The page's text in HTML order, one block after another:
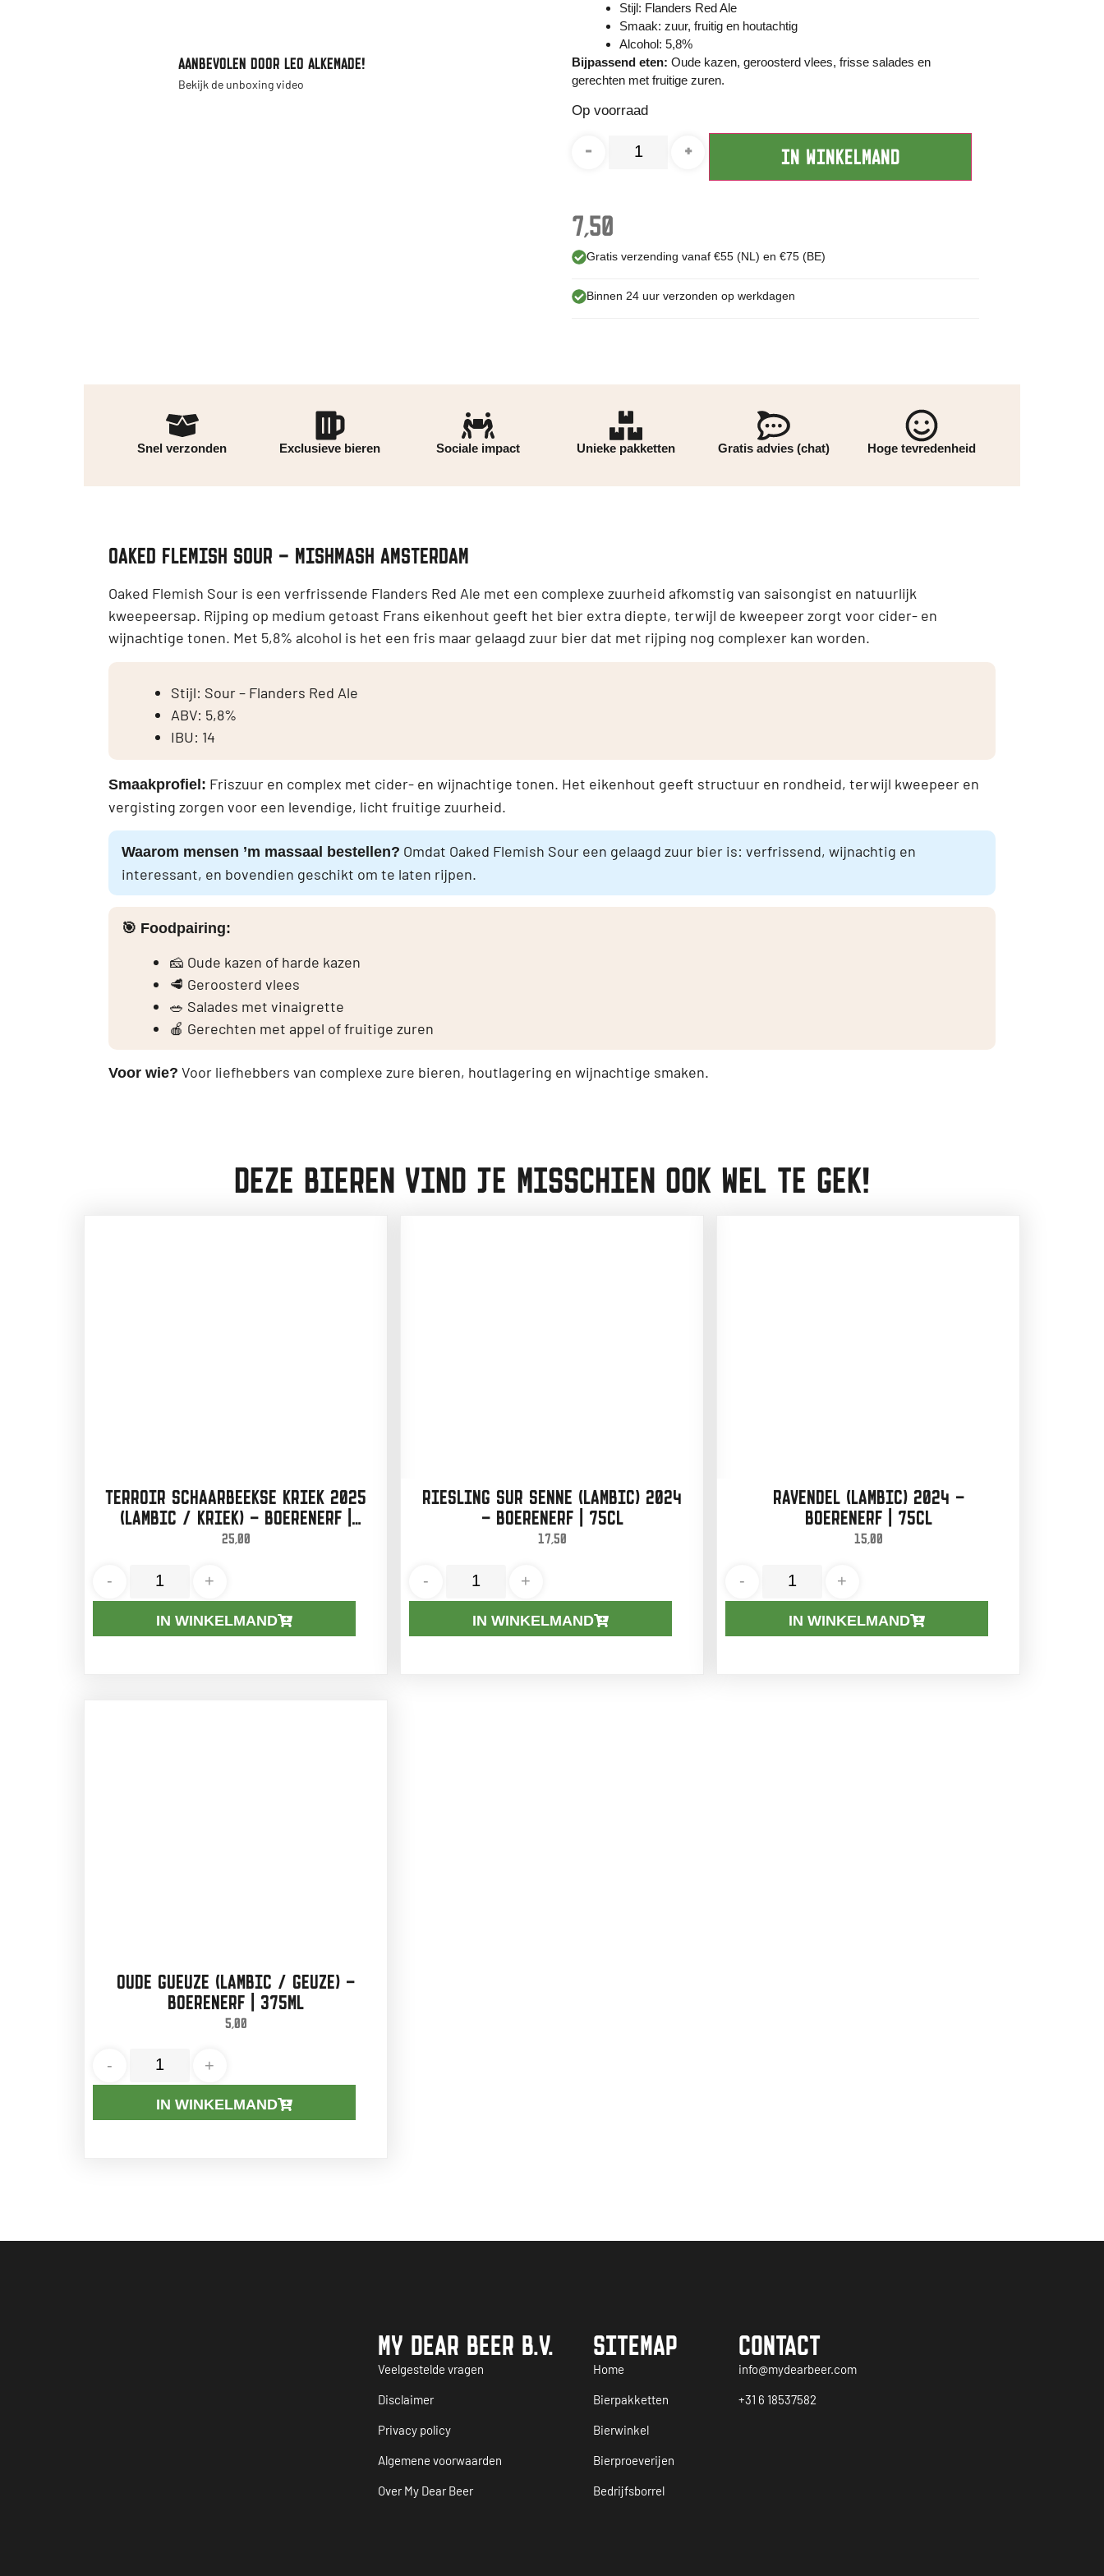
AANBEVOLEN DOOR LEO ALKEMADE!
Bekijk de unboxing video
Stijl: Flanders Red Ale
Smaak: zuur, fruitig en houtachtig
Alcohol: 5,8%
Bijpassend eten: Oude kazen, geroosterd vlees, frisse salades en
gerechten met fruitige zuren.
Op voorraad
- + IN WINKELMAND
7,50
Gratis verzending vanaf €55 (NL) en €75 (BE)
Binnen 24 uur verzonden op werkdagen
Snel verzonden Exclusieve bieren Sociale impact Unieke pakketten Gratis advies (chat) Hoge tevredenheid
OAKED FLEMISH SOUR – MISHMASH AMSTERDAM
Oaked Flemish Sour is een verfrissende Flanders Red Ale met een complexe zuurheid afkomstig van saisongist en natuurlijk
kweepeersap. Rijping op medium getoast Frans eikenhout geeft het bier extra diepte, terwijl de kweepeer zorgt voor cider- en
wijnachtige tonen. Met 5,8% alcohol is het een fris maar gelaagd zuur bier dat met rijping nog complexer kan worden.
Stijl: Sour – Flanders Red Ale
ABV: 5,8%
IBU: 14
Smaakprofiel: Friszuur en complex met cider- en wijnachtige tonen. Het eikenhout geeft structuur en rondheid, terwijl kweepeer en
vergisting zorgen voor een levendige, licht fruitige zuurheid.
Waarom mensen ’m massaal bestellen? Omdat Oaked Flemish Sour een gelaagd zuur bier is: verfrissend, wijnachtig en
interessant, en bovendien geschikt om te laten rijpen.
🎯 Foodpairing:
🧀 Oude kazen of harde kazen
🥩 Geroosterd vlees
🥗 Salades met vinaigrette
🍎 Gerechten met appel of fruitige zuren
Voor wie? Voor liefhebbers van complexe zure bieren, houtlagering en wijnachtige smaken.
DEZE BIEREN VIND JE MISSCHIEN OOK WEL TE GEK!
TERROIR SCHAARBEEKSE KRIEK 2025
(LAMBIC / KRIEK) – BOERENERF |
75CL
25,00
- +
IN WINKELMAND
RIESLING SUR SENNE (LAMBIC) 2024
– BOERENERF | 75CL
17,50
- +
IN WINKELMAND
RAVENDEL (LAMBIC) 2024 –
BOERENERF | 75CL
15,00
- +
IN WINKELMAND
OUDE GUEUZE (LAMBIC / GEUZE) –
BOERENERF | 375ML
5,00
- +
IN WINKELMAND
MY DEAR BEER B.V.
Veelgestelde vragen
Disclaimer
Privacy policy
Algemene voorwaarden
Over My Dear Beer
SITEMAP
Home
Bierpakketten
Bierwinkel
Bierproeverijen
Bedrijfsborrel
CONTACT
info@mydearbeer.com
+31 6 18537582